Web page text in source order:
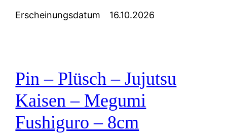
Erscheinungsdatum 16.10.2026
Pin – Plüsch – Jujutsu
Kaisen – Megumi
Fushiguro – 8cm